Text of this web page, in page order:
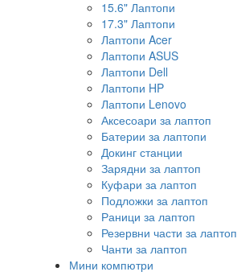
15.6" Лаптопи
17.3" Лаптопи
Лаптопи Acer
Лаптопи ASUS
Лаптопи Dell
Лаптопи HP
Лаптопи Lenovo
Аксесоари за лаптоп
Батерии за лаптопи
Докинг станции
Зарядни за лаптоп
Куфари за лаптоп
Подложки за лаптоп
Раници за лаптоп
Резервни части за лаптоп
Чанти за лаптоп
Мини компютри